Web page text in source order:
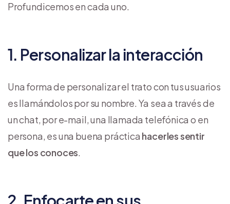
Profundicemos en cada uno.
1. Personalizar la interacción
Una forma de personalizar el trato con tus usuarios
es llamándolos por su nombre. Ya sea a través de
un chat, por e-mail, una llamada telefónica o en
persona, es una buena práctica hacerles sentir
que los conoces.